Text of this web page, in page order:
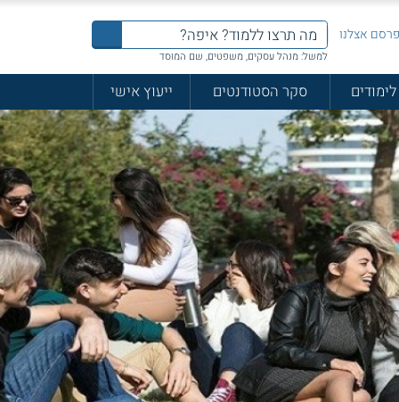
פרסם אצלנו
למשל: מנהל עסקים, משפטים, שם המוסד
סקר הסטודנטים
ייעוץ אישי